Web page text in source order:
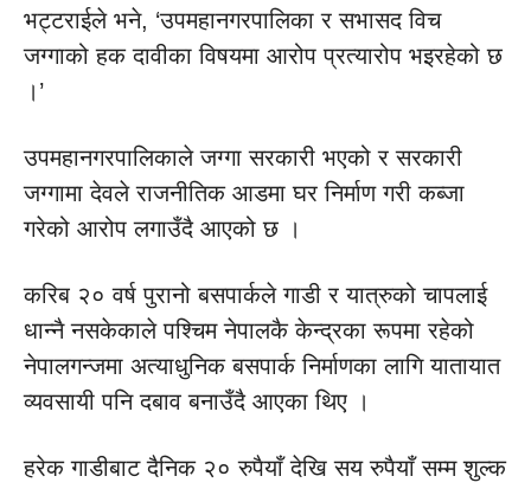
भट्टराईले भने, ‘उपमहानगरपालिका र सभासद विच
जग्गाको हक दावीका विषयमा आरोप प्रत्यारोप भइरहेको छ
।’
उपमहानगरपालिकाले जग्गा सरकारी भएको र सरकारी
जग्गामा देवले राजनीतिक आडमा घर निर्माण गरी कब्जा
गरेको आरोप लगाउँदै आएको छ ।
करिब २० वर्ष पुरानो बसपार्कले गाडी र यात्रुको चापलाई
धान्नै नसकेकाले पश्चिम नेपालकै केन्द्रका रूपमा रहेको
नेपालगन्जमा अत्याधुनिक बसपार्क निर्माणका लागि यातायात
व्यवसायी पनि दबाव बनाउँदै आएका थिए ।
हरेक गाडीबाट दैनिक २० रुपैयाँ देखि सय रुपैयाँ सम्म शुल्क